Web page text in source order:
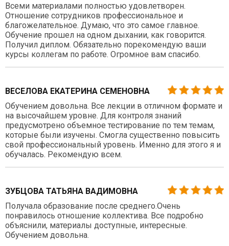
Всеми материалами полностью удовлетворен.
Отношение сотрудников профессиональное и
благожелательное. Думаю, что это самое главное.
Обучение прошел на одном дыхании, как говорится.
Получил диплом. Обязательно порекомендую ваши
курсы коллегам по работе. Огромное вам спасибо.
ВЕСЕЛОВА ЕКАТЕРИНА СЕМЕНОВНА
Обучением довольна. Все лекции в отличном формате и
на высочайшем уровне. Для контроля знаний
предусмотрено объемное тестирование по тем темам,
которые были изучены. Смогла существенно повысить
свой профессиональный уровень. Именно для этого я и
обучалась. Рекомендую всем.
ЗУБЦОВА ТАТЬЯНА ВАДИМОВНА
Получала образование после среднего.Очень
понравилось отношение коллектива. Все подробно
объяснили, материалы доступные, интересные.
Обучением довольна.